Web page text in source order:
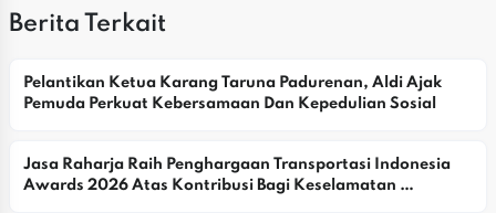
Berita Terkait
Pelantikan Ketua Karang Taruna Padurenan, Aldi Ajak
Pemuda Perkuat Kebersamaan Dan Kepedulian Sosial
Jasa Raharja Raih Penghargaan Transportasi Indonesia
Awards 2026 Atas Kontribusi Bagi Keselamatan